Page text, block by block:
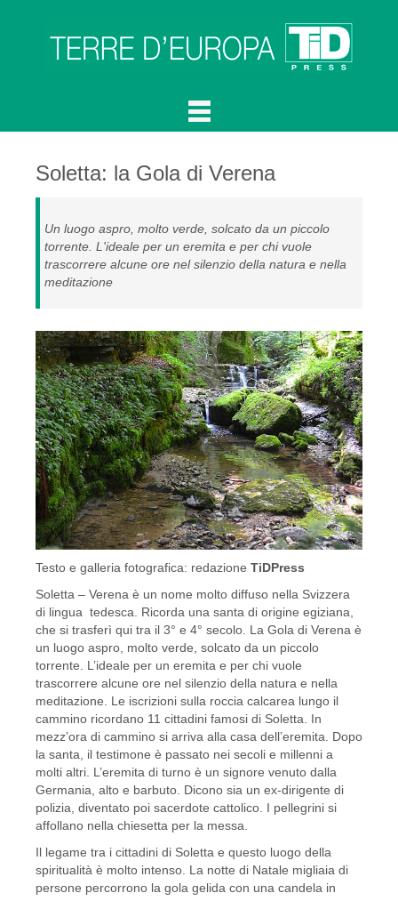
Soletta: la Gola di Verena
Un luogo aspro, molto verde, solcato da un piccolo
torrente. L'ideale per un eremita e per chi vuole
trascorrere alcune ore nel silenzio della natura e nella
meditazione
Testo e galleria fotografica: redazione TiDPress
Soletta – Verena è un nome molto diffuso nella Svizzera
di lingua tedesca. Ricorda una santa di origine egiziana,
che si trasferì qui tra il 3° e 4° secolo. La Gola di Verena è
un luogo aspro, molto verde, solcato da un piccolo
torrente. L’ideale per un eremita e per chi vuole
trascorrere alcune ore nel silenzio della natura e nella
meditazione. Le iscrizioni sulla roccia calcarea lungo il
cammino ricordano 11 cittadini famosi di Soletta. In
mezz’ora di cammino si arriva alla casa dell’eremita. Dopo
la santa, il testimone è passato nei secoli e millenni a
molti altri. L’eremita di turno è un signore venuto dalla
Germania, alto e barbuto. Dicono sia un ex-dirigente di
polizia, diventato poi sacerdote cattolico. I pellegrini si
affollano nella chiesetta per la messa.
Il legame tra i cittadini di Soletta e questo luogo della
spiritualità è molto intenso. La notte di Natale migliaia di
persone percorrono la gola gelida con una candela in